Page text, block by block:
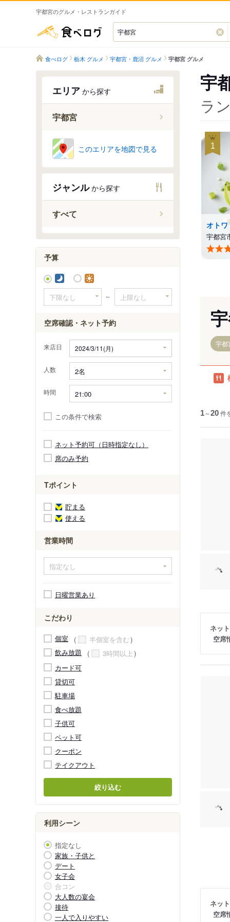
宇都宮のグルメ・レストランガイド
食べログ
食べログ 栃木 グルメ 宇都宮・鹿沼 グルメ 宇都宮 グルメ
エリア から探す
宇都宮
宇都宮
東宿郷駅
駅東公
陽東３
宇都宮大学
平石駅
平石中
このエリアを地図で見る
ジャンルから探す
すべて
予算
～
空席確認・ネット予約
来店日
人数
時間
この条件で検索
ネット予約可（日時指定なし）
席のみ予約
Tポイント
貯まる
使える
営業時間
日曜営業あり
こだわり
個室
半個室を含む
飲み放題
3時間以上
カード可
貸切可
駐車場
食べ放題
子供可
ペット可
クーポン
テイクアウト
絞り込む
利用シーン
指定なし
家族・子供と
デート
女子会
合コン
大人数の宴会
接待
一人で入りやすい
宇
ラ
1
オト
宇都宮
宇都
1～20件
ネッ
空席
ネッ
空席